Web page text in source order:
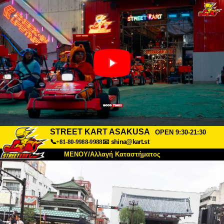
STREET KART ASAKUSA
OPEN 9:30-21:30
📞+81-80-9988-9988📧 shina@kart.st
ΜΕΝΟΥ/Αλλαγή Καταστήματος
Σχετικά Προδιαγραφές Τιμές
Πρόσβαση Αναφορές Συχνές Ερωτήσεις